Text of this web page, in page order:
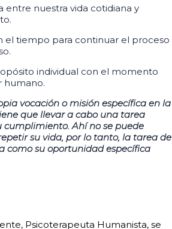
entre nuestra vida cotidiana y
el tiempo para continuar el proceso
individual con el momento
humano.
vocación o misión específica en la
que llevar a cabo una tarea
cumplimiento. Ahí no se puede
su vida, por lo tanto, la tarea de
como su oportunidad específica
Psicoterapeuta Humanista, se